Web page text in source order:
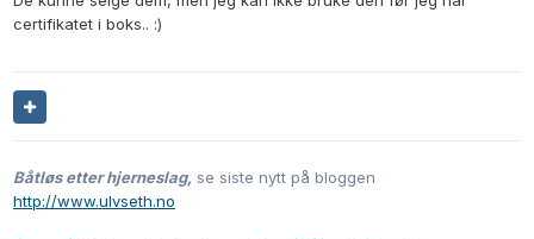
certifikatet i boks.. :)
Båtløs etter hjerneslag, se siste nytt på bloggen
http://www.ulvseth.no